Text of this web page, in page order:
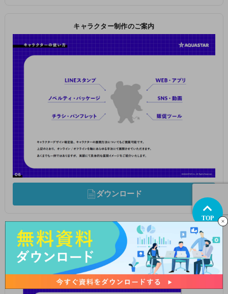
キャラクター制作のご案内
ダウンロード
漫画制作サービスのご案内
TOP